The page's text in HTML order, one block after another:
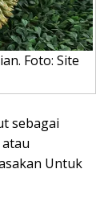
Foto: Site
sebagai
atau
Untuk